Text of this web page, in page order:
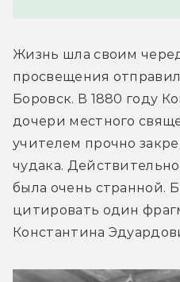
Жизнь шла своим
просвещения
Боровск. В 1880 году
дочери местного
учителем прочно
чудака.
была очень странной.
цитировать один
Константина